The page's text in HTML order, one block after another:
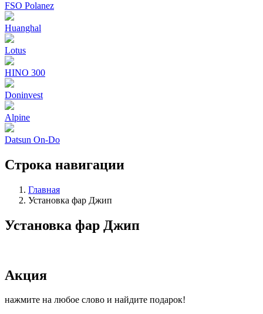
FSO Polanez
Huanghal
Lotus
HINO 300
Doninvest
Alpine
Datsun On-Do
Строка навигации
Главная
Установка фар Джип
Установка фар Джип
Акция
нажмите на любое слово и найдите подарок!